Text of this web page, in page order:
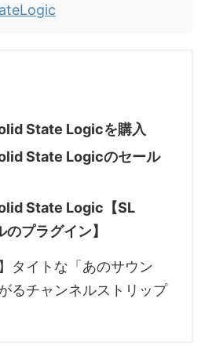
State Logicを購入
State Logicのセール
State Logic【SL
プラグイン】
タイトな「あのサウン
るチャンネルストリップ